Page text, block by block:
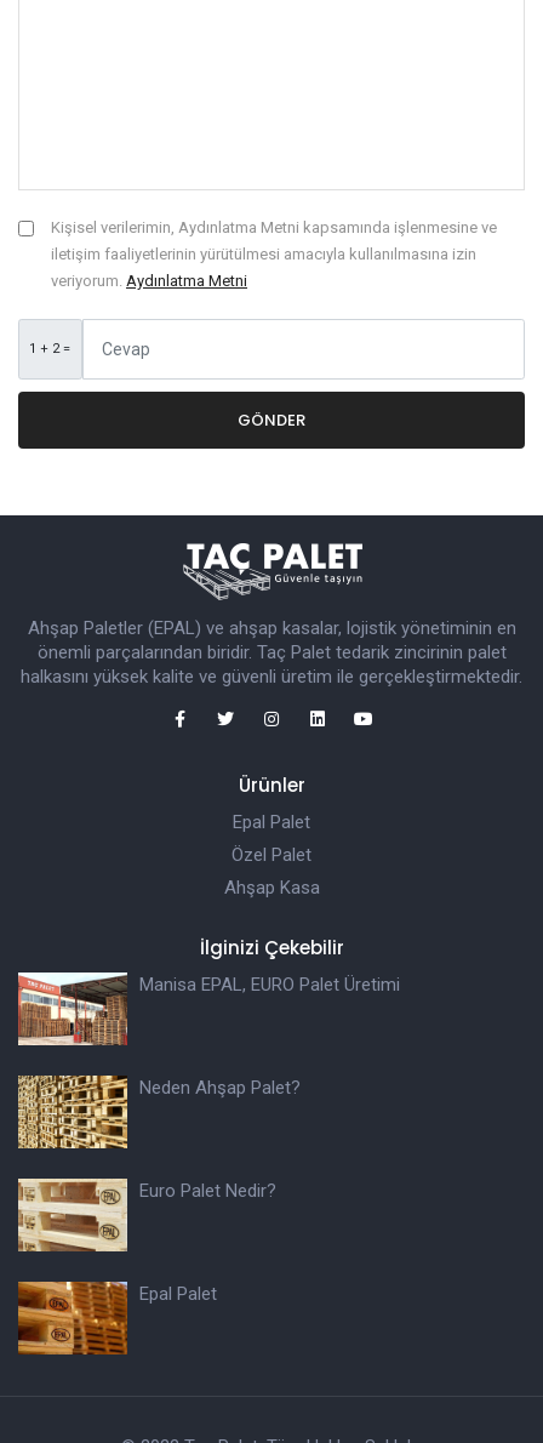
Kişisel verilerimin, Aydınlatma Metni kapsamında işlenmesine ve
iletişim faaliyetlerinin yürütülmesi amacıyla kullanılmasına izin
veriyorum. Aydınlatma Metni
1 + 2 =
GÖNDER
Ahşap Paletler (EPAL) ve ahşap kasalar, lojistik yönetiminin en
önemli parçalarından biridir. Taç Palet tedarik zincirinin palet
halkasını yüksek kalite ve güvenli üretim ile gerçekleştirmektedir.
Ürünler
Epal Palet
Özel Palet
Ahşap Kasa
İlginizi Çekebilir
Manisa EPAL, EURO Palet Üretimi
Neden Ahşap Palet?
Euro Palet Nedir?
Epal Palet